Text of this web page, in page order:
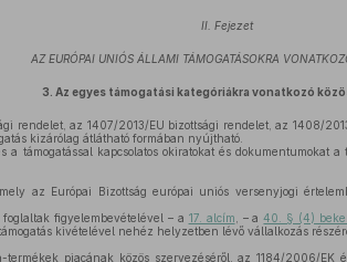
II. Fejezet
AZ EURÓPAI UNIÓS ÁLLAMI TÁMOGATÁSOKRA
3. Az egyes támogatási kategóriákra vonatkozó
rendelet, az 1407/2013/EU bizottsági rendelet, az 1408/
kizárólag átlátható formában nyújtható.
a támogatással kapcsolatos okiratokat és dokumentumokat
az Európai Bizottság európai uniós versenyjogi
foglaltak figyelembevételével – a 17. alcím , – a40. § (4)
kivételével nehéz helyzetben lévő vállalkozás
piacának közös szervezéséről, az 1184/2006/EK